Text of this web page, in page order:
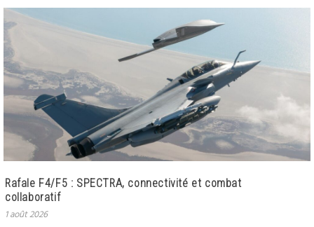
Rafale F4/F5 : SPECTRA, connectivité et combat
collaboratif
1 août 2026